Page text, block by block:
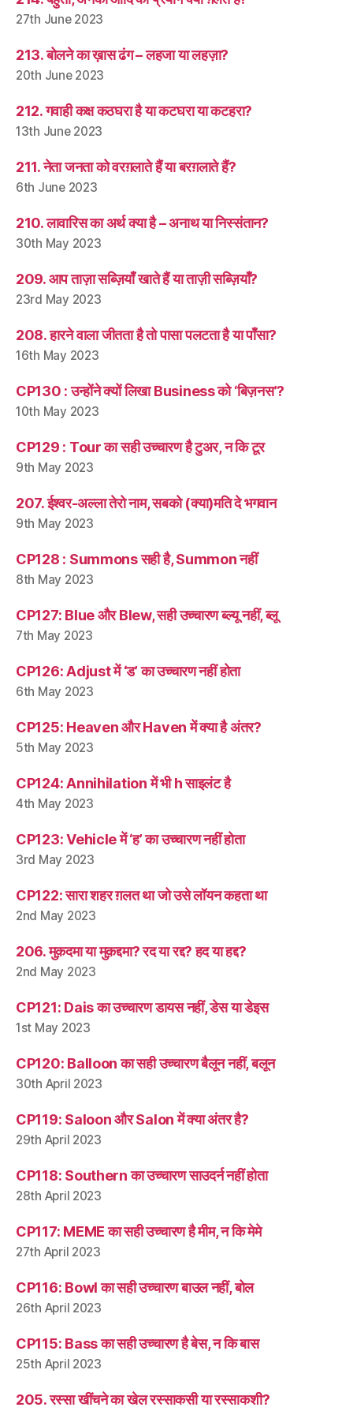
27th June 2023
213. बोलने का ख़ास ढंग – लहजा या लहज़ा?
20th June 2023
212. गवाही कक्ष कठघरा है या कटघरा या कटहरा?
13th June 2023
211. नेता जनता को वरग़लाते हैं या बरग़लाते हैं?
6th June 2023
210. लावारिस का अर्थ क्या है – अनाथ या निस्संतान?
30th May 2023
209. आप ताज़ा सब्ज़ियाँ खाते हैं या ताज़ी सब्ज़ियाँ?
23rd May 2023
208. हारने वाला जीतता है तो पासा पलटता है या पाँसा?
16th May 2023
CP130 : उन्होंने क्यों लिखा Business को ‘बिज़नस’?
10th May 2023
CP129 : Tour का सही उच्चारण है टुअर, न कि टूर
9th May 2023
207. ईश्वर-अल्ला तेरो नाम, सबको (क्या)मति दे भगवान
9th May 2023
CP128 : Summons सही है, Summon नहीं
8th May 2023
CP127: Blue और Blew, सही उच्चारण ब्ल्यू नहीं, ब्लू
7th May 2023
CP126: Adjust में ‘ड’ का उच्चारण नहीं होता
6th May 2023
CP125: Heaven और Haven में क्या है अंतर?
5th May 2023
CP124: Annihilation में भी h साइलंट है
4th May 2023
CP123: Vehicle में ‘ह’ का उच्चारण नहीं होता
3rd May 2023
CP122: सारा शहर ग़लत था जो उसे लॉयन कहता था
2nd May 2023
206. मुक़दमा या मुक़द्दमा? रद या रद्द? हद या हद्द?
2nd May 2023
CP121: Dais का उच्चारण डायस नहीं, डेस या डेइस
1st May 2023
CP120: Balloon का सही उच्चारण बैलून नहीं, बलून
30th April 2023
CP119: Saloon और Salon में क्या अंतर है?
29th April 2023
CP118: Southern का उच्चारण साउदर्न नहीं होता
28th April 2023
CP117: MEME का सही उच्चारण है मीम, न कि मेमे
27th April 2023
CP116: Bowl का सही उच्चारण बाउल नहीं, बोल
26th April 2023
CP115: Bass का सही उच्चारण है बेस, न कि बास
25th April 2023
205. रस्सा खींचने का खेल रस्साकसी या रस्साकशी?